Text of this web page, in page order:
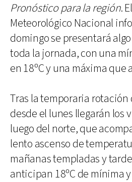
Pronóstico para la región.
Meteorológico Nacional
domingo se presentará
toda la jornada, con una
en 18ºC y una máxima que
Tras la temporaria rotación
desde el lunes llegarán los
luego del norte, que
lento ascenso de
mañanas templadas y
anticipan 18ºC de mínima